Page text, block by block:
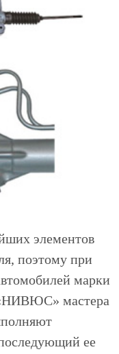
элементов
поэтому при
марки
мастера
ее